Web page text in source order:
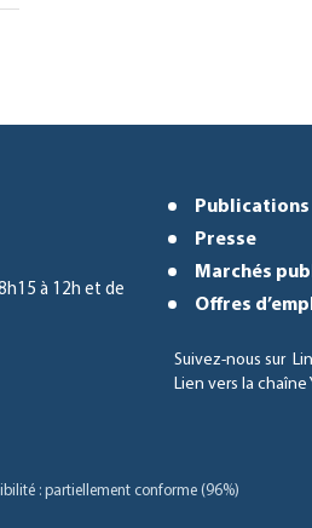
à 12h et de
Publications
Presse
Marchés
Offres
Suivez-nous sur
Lien vers la chaîne
: partiellement conforme (96%)